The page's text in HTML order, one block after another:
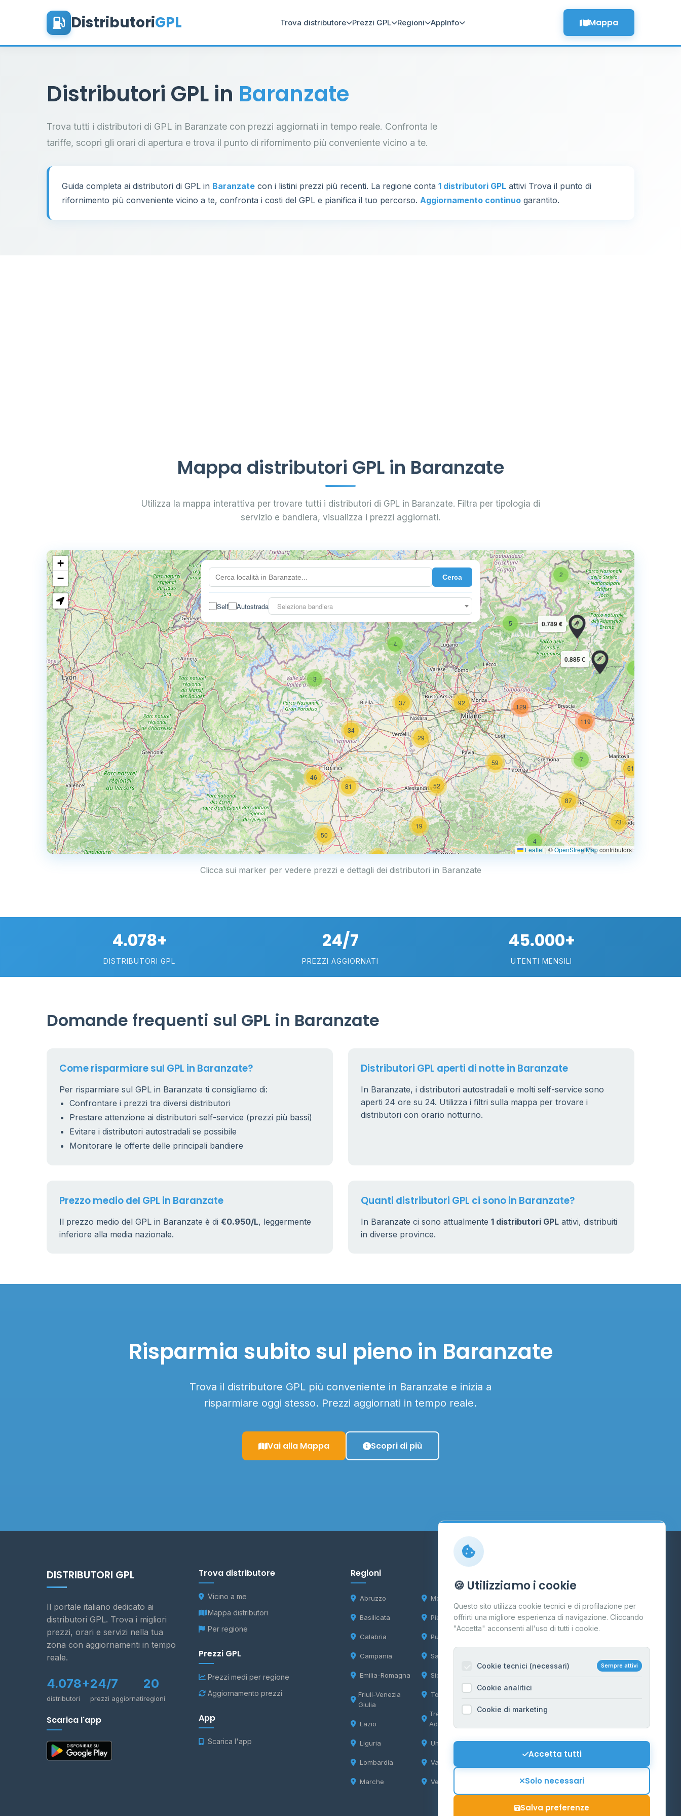
DistributoriGPL Trova distributore Prezzi GPL Regioni AppInfo Mappa
Distributori GPL in Baranzate
Trova tutti i distributori di GPL in Baranzate con prezzi aggiornati in tempo reale. Confronta le
tariffe, scopri gli orari di apertura e trova il punto di rifornimento più conveniente vicino a te.
Guida completa ai distributori di GPL in Baranzate con i listini prezzi più recenti. La regione conta 1 distributori GPL attivi Trova il punto di
rifornimento più conveniente vicino a te, confronta i costi del GPL e pianifica il tuo percorso. Aggiornamento continuo garantito.
Mappa distributori GPL in Baranzate
Utilizza la mappa interattiva per trovare tutti i distributori di GPL in Baranzate. Filtra per tipologia di
servizio e bandiera, visualizza i prezzi aggiornati.
Cerca
Self Autostrada Seleziona bandiera
34
3
37
2
46
50
29
19
52
81
5
4
87
4
5
92
59 7
129
119
61
73
21
0.885 €
0.789 €
0.769 €
+
−
Leaflet | ©OpenStreetMapcontributors
Clicca sui marker per vedere prezzi e dettagli dei distributori in Baranzate
4.078+
DISTRIBUTORI GPL
24/7
PREZZI AGGIORNATI
45.000+
UTENTI MENSILI
Domande frequenti sul GPL in Baranzate
Come risparmiare sul GPL in Baranzate?
Per risparmiare sul GPL in Baranzate ti consigliamo di:
Confrontare i prezzi tra diversi distributori
Prestare attenzione ai distributori self-service (prezzi più bassi)
Evitare i distributori autostradali se possibile
Monitorare le offerte delle principali bandiere
Distributori GPL aperti di notte in Baranzate
In Baranzate, i distributori autostradali e molti self-service sono
aperti 24 ore su 24. Utilizza i filtri sulla mappa per trovare i
distributori con orario notturno.
Prezzo medio del GPL in Baranzate
Il prezzo medio del GPL in Baranzate è di €0.950/L, leggermente
inferiore alla media nazionale.
Quanti distributori GPL ci sono in Baranzate?
In Baranzate ci sono attualmente 1 distributori GPL attivi, distribuiti
in diverse province.
Risparmia subito sul pieno in Baranzate
Trova il distributore GPL più conveniente in Baranzate e inizia a
risparmiare oggi stesso. Prezzi aggiornati in tempo reale.
Vai alla Mappa Scopri di più
DISTRIBUTORI GPL
Il portale italiano dedicato ai
distributori GPL. Trova i migliori
prezzi, orari e servizi nella tua
zona con aggiornamenti in tempo
reale.
4.078+
distributori
24/7
prezzi aggiornati
20
regioni
Scarica l'app
Trova distributore
Vicino a me
Mappa distributori
Per regione
Prezzi GPL
Prezzi medi per regione
Aggiornamento prezzi
App
Scarica l'app
Regioni
Abruzzo
Basilicata
Calabria
Campania
Emilia-Romagna
Friuli-Venezia
Giulia
Lazio
Liguria
Lombardia
Marche
Molise
Piemonte
Puglia
Sardegna
Sicilia
Toscana
Trentino-Alto
Adige
Umbria
Valle d'Aosta
Veneto
Contatti
Per gestori
Informazioni legali
Privacy Policy
Cookie Policy
Mappa del sito
Contattaci
🍪 Utilizziamo i cookie
Questo sito utilizza cookie tecnici e di profilazione per
offrirti una migliore esperienza di navigazione. Cliccando
"Accetta" acconsenti all'uso di tutti i cookie.
Cookie tecnici (necessari) Sempre attivi
Cookie analitici
Cookie di marketing
Accetta tutti
Solo necessari
Salva preferenze